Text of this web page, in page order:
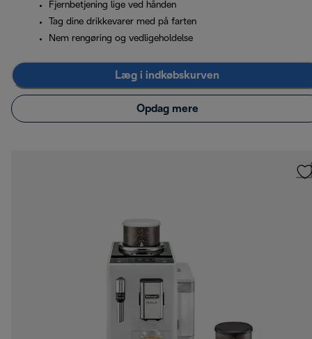
Fjernbetjening lige ved hånden
Tag dine drikkevarer med på farten
Nem rengøring og vedligeholdelse
Læg i indkøbskurven
Opdag mere